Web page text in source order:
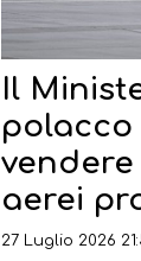
Il
aerei
27 Luglio 2026